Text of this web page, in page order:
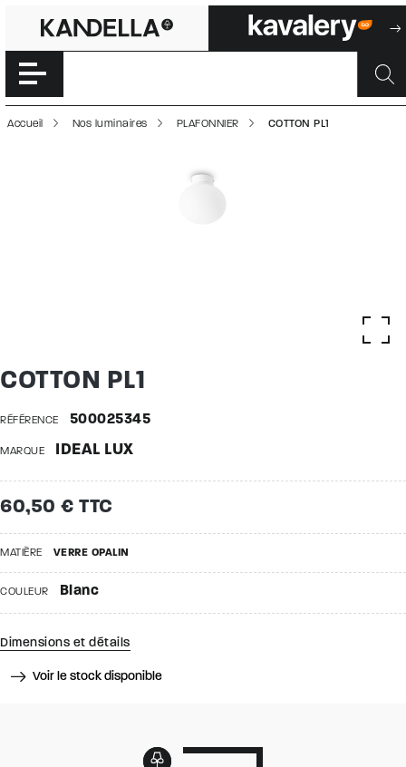
COTTON PL1 |
Accéder directement au contenu de la page
Accueil Nos luminaires PLAFONNIER COTTON PL1
COTTON PL1
RÉFÉRENCE 500025345
MARQUE IDEAL LUX
60,50 € TTC
MATIÈRE VERRE OPALIN
COULEUR Blanc
Dimensions et détails
Voir le stock disponible